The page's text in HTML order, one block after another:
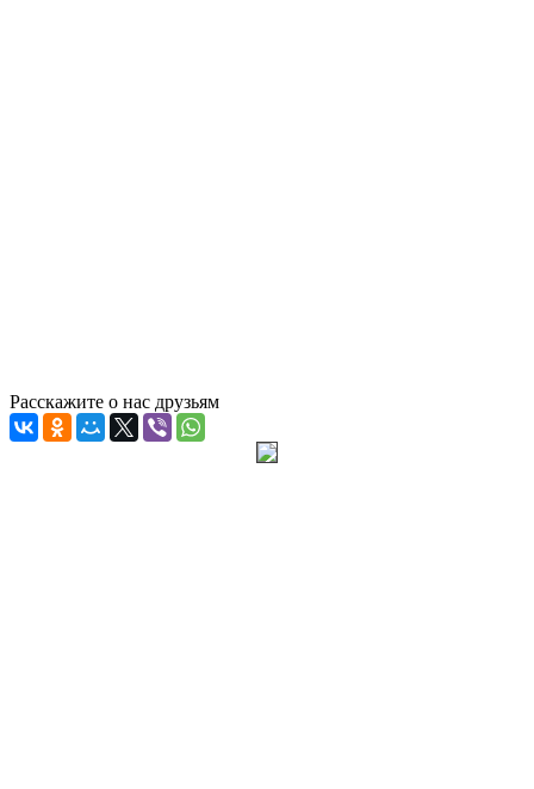
Расскажите о нас друзьям